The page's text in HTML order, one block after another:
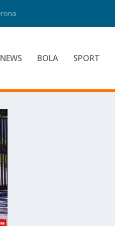
NEWS BOLA SPORT